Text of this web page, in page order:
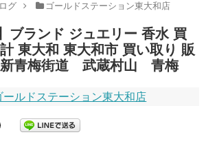
グ ゴールドステーション東大和店
ブランド ジュエリー 香水 買
東大和 東大和市 買い取り 販
新青梅街道 武蔵村山 青梅
ールドステーション東大和店